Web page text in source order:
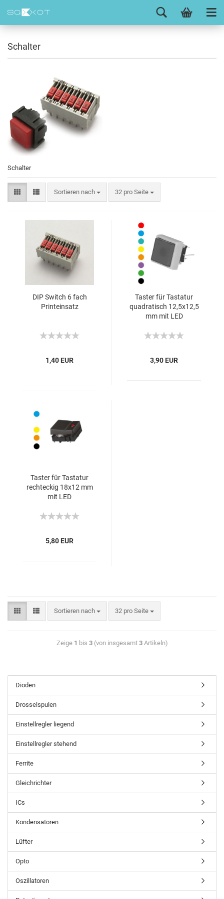
Schalter
Schalter
Sortieren nach 32 pro Seite
DIP Switch 6 fach
Printeinsatz
1,40 EUR
Taster für Tastatur
quadratisch 12,5x12,5
mm mit LED
3,90 EUR
Taster für Tastatur
rechteckig 18x12 mm
mit LED
5,80 EUR
Sortieren nach 32 pro Seite
Zeige 1 bis 3(von insgesamt 3Artikeln)
Dioden
Drosselspulen
Einstellregler liegend
Einstellregler stehend
Ferrite
Gleichrichter
ICs
Kondensatoren
Lüfter
Opto
Oszillatoren